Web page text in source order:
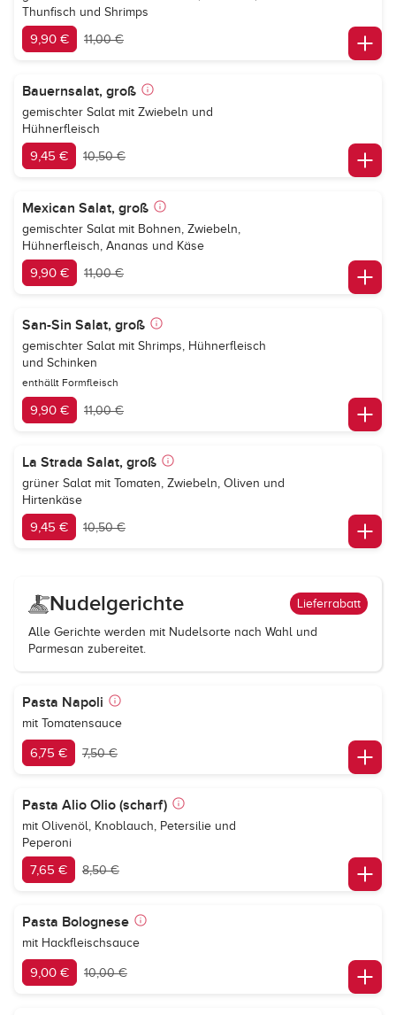
Thunfisch und Shrimps
9,90 € 11,00 €
Bauernsalat, groß
gemischter Salat mit Zwiebeln und
Hühnerfleisch
9,45 € 10,50 €
Mexican Salat, groß
gemischter Salat mit Bohnen, Zwiebeln,
Hühnerfleisch, Ananas und Käse
9,90 € 11,00 €
San-Sin Salat, groß
gemischter Salat mit Shrimps, Hühnerfleisch
und Schinken
enthällt Formfleisch
9,90 € 11,00 €
La Strada Salat, groß
grüner Salat mit Tomaten, Zwiebeln, Oliven und
Hirtenkäse
9,45 € 10,50 €
Nudelgerichte Lieferrabatt
Alle Gerichte werden mit Nudelsorte nach Wahl und
Parmesan zubereitet.
Pasta Napoli
mit Tomatensauce
6,75 € 7,50 €
Pasta Alio Olio (scharf)
mit Olivenöl, Knoblauch, Petersilie und
Peperoni
7,65 € 8,50 €
Pasta Bolognese
mit Hackfleischsauce
9,00 € 10,00 €